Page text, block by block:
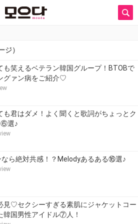
ジ）
も笑えるベテラン韓国グループ！BTOBで
グァン病をご紹介♡
も君はダメ！よく聞くと歌詞がちょっとク
⑥選♪
なら絶対共感！？Melodyあるある⑯選♪
見♡セクシーすぎる素肌にジャケットコー
韓国男性アイドル⑦人！